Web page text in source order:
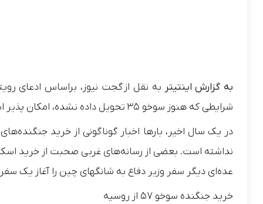
به گزارش اینتیتر
شرایطی که هنوز سوخو ۳۵ تحویل داده نشده، امکان پذیر است؟
در یک سال اخیر، بارها اخبار گوناگونی از خرید
عده‌ای دیگر سفر وزیر دفاع به شانگهای چین را آغاز یک سفر جذاب
خرید جنگنده سوخو ۵۷ از روسیه